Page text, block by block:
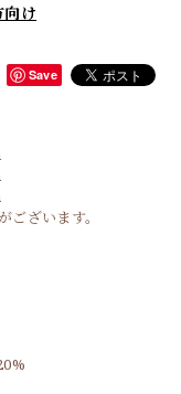
向け
Save
ざいます。